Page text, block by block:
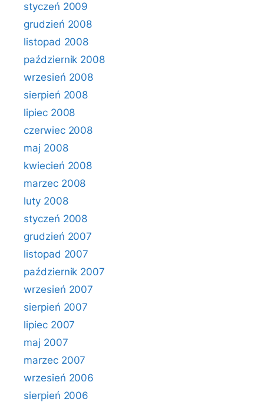
styczeń 2009
grudzień 2008
listopad 2008
październik 2008
wrzesień 2008
sierpień 2008
lipiec 2008
czerwiec 2008
maj 2008
kwiecień 2008
marzec 2008
luty 2008
styczeń 2008
grudzień 2007
listopad 2007
październik 2007
wrzesień 2007
sierpień 2007
lipiec 2007
maj 2007
marzec 2007
wrzesień 2006
sierpień 2006